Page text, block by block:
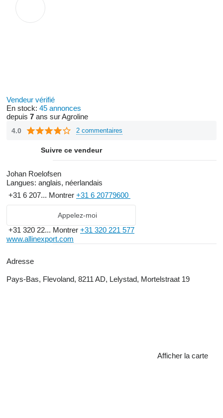
Vendeur vérifié
En stock: 45 annonces
depuis 7 ans sur Agroline
4.0 2 commentaires
Suivre ce vendeur
Johan Roelofsen
Langues: anglais, néerlandais
+31 6 207... Montrer +31 6 20779600
Appelez-moi
+31 320 22... Montrer +31 320 221 577
www.allinexport.com
Adresse
Pays-Bas, Flevoland, 8211 AD, Lelystad, Mortelstraat 19
Afficher la carte